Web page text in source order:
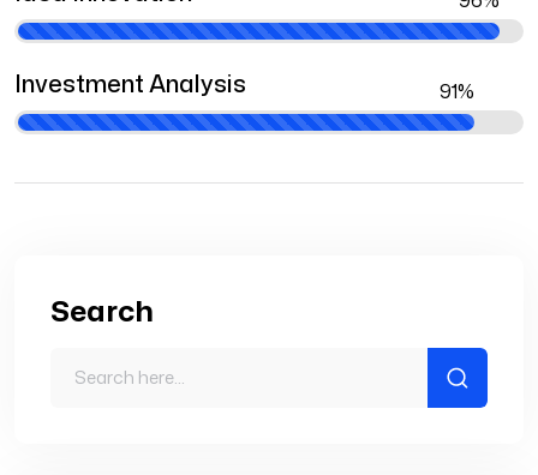
Investment Analysis
Search